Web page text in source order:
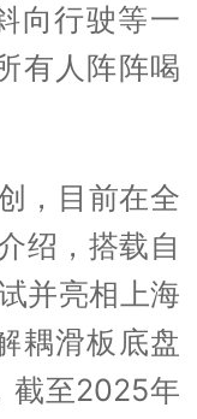
向行驶等一
有人阵阵喝
，目前在全
绍，搭载自
并亮相上海
耦滑板底盘
截至2025年